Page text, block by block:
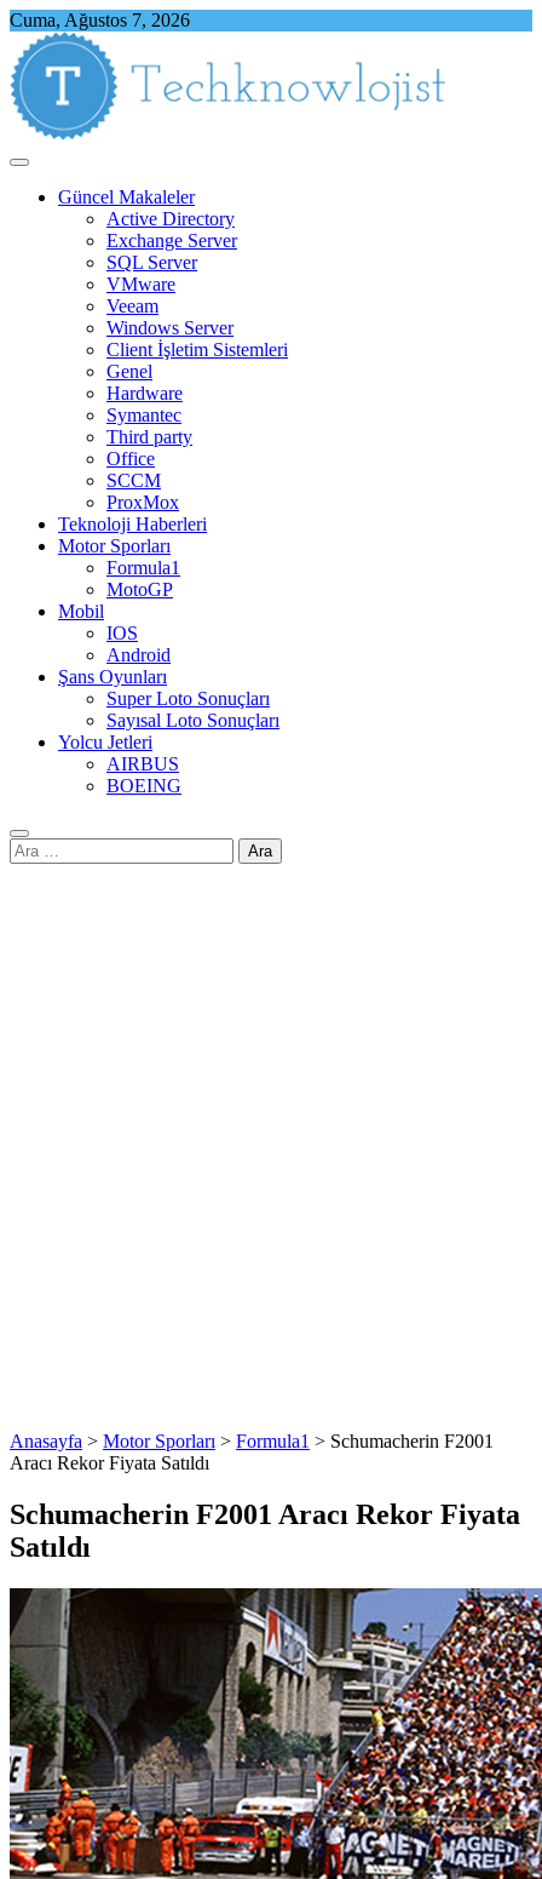
Skip
content
Cuma, Ağustos 7, 2026
Güncel Makaleler
Active Directory
Exchange Server
SQL Server
VMware
Veeam
Windows Server
Client İşletim Sistemleri
Genel
Hardware
Symantec
Third party
Office
SCCM
ProxMox
Teknoloji Haberleri
Motor Sporları
Formula1
MotoGP
Mobil
IOS
Android
Şans Oyunları
Super Loto Sonuçları
Sayısal Loto Sonuçları
Yolcu Jetleri
AIRBUS
BOEING
Arama:
Anasayfa > Motor Sporları > Formula1 > Schumacherin F2001
Aracı Rekor Fiyata Satıldı
Schumacherin F2001 Aracı Rekor Fiyata
Satıldı